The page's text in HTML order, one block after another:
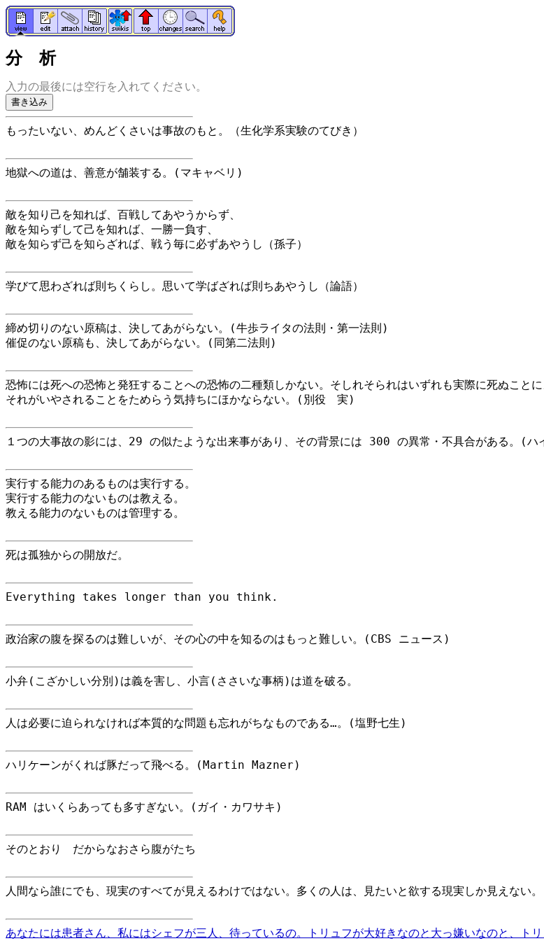
分 析
入力の最後には空行を入れてください。
もったいない、めんどくさいは事故のもと。（生化学系実験のてびき）
地獄への道は、善意が舗装する。(マキャベリ)
敵を知り己を知れば、百戦してあやうからず、
敵を知らずして己を知れば、一勝一負す、
敵を知らず己を知らざれば、戦う毎に必ずあやうし（孫子）
学びて思わざれば則ちくらし。思いて学ばざれば則ちあやうし（論語）
締め切りのない原稿は、決してあがらない。(牛歩ライタの法則・第一法則)
催促のない原稿も、決してあがらない。(同第二法則)
恐怖には死への恐怖と発狂することへの恐怖の二種類しかない。そしれそられはいずれも実際に死ぬこと
それがいやされることをためらう気持ちにほかならない。(別役 実)
１つの大事故の影には、29 の似たような出来事があり、その背景には 300 の異常・不具合がある。(ハ
実行する能力のあるものは実行する。
実行する能力のないものは教える。
教える能力のないものは管理する。
死は孤独からの開放だ。
Everything takes longer than you think.
政治家の腹を探るのは難しいが、その心の中を知るのはもっと難しい。(CBS ニュース)
小弁(こざかしい分別)は義を害し、小言(ささいな事柄)は道を破る。
人は必要に迫られなければ本質的な問題も忘れがちなものである…。(塩野七生)
ハリケーンがくれば豚だって飛べる。(Martin Mazner)
RAM はいくらあっても多すぎない。(ガイ・カワサキ)
そのとおり だからなおさら腹がたち
人間なら誰にでも、現実のすべてが見えるわけではない。多くの人は、見たいと欲する現実しか見えない
あなたには患者さん、私にはシェフが三人、待っているの。トリュフが大好きなのと大っ嫌いなのと、トリ